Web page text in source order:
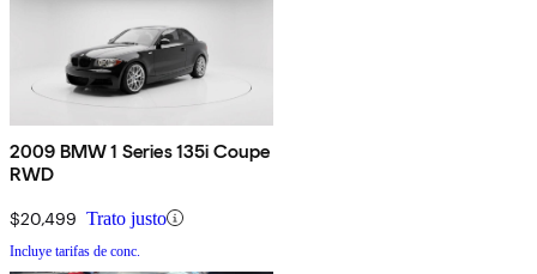
2009 BMW 1 Series 135i Coupe
RWD
$20,499 Trato justo
Incluye tarifas de conc.